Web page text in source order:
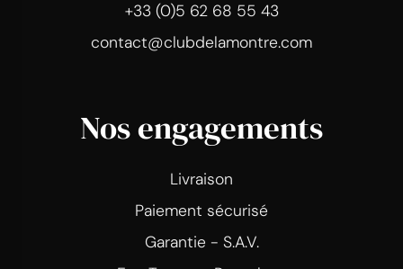
+33 (0)5 62 68 55 43
contact@clubdelamontre.com
Nos engagements
Livraison
Paiement sécurisé
Garantie - S.A.V.